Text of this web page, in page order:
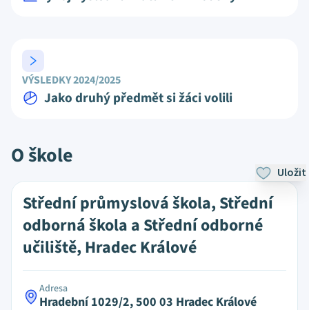
VÝSLEDKY 2024/2025
Jako druhý předmět si žáci volili
O škole
Uložit
Střední průmyslová škola, Střední
odborná škola a Střední odborné
učiliště, Hradec Králové
Adresa
Hradební 1029/2, 500 03 Hradec Králové